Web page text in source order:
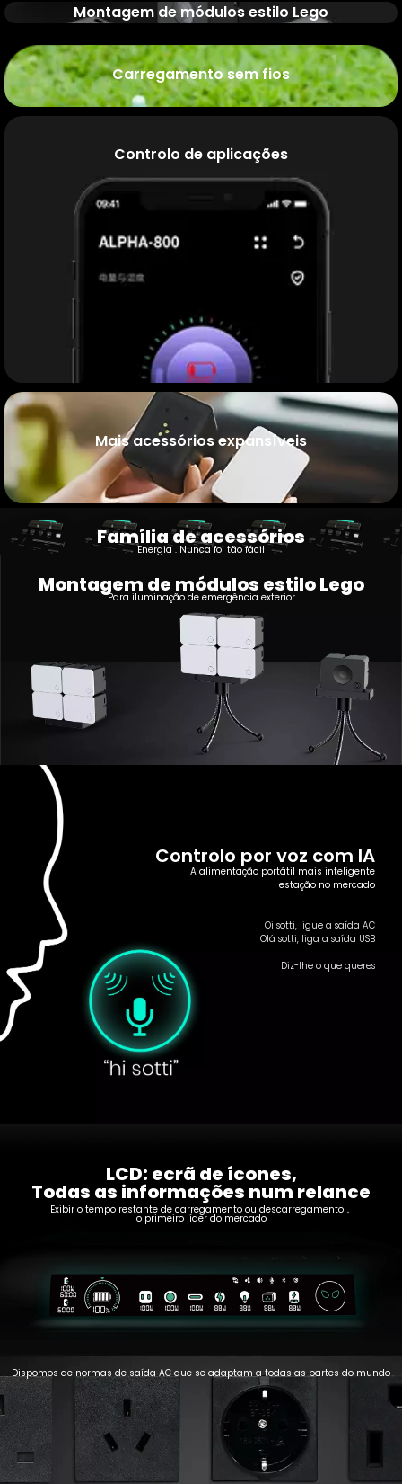
Montagem de módulos estilo Lego
Carregamento sem fios
Controlo de aplicações
Mais acessórios expansíveis
Família de acessórios
Energia . Nunca foi tão fácil
Montagem de módulos estilo Lego
Para iluminação de emergência exterior
Controlo por voz com IA
A alimentação portátil mais inteligente
estação no mercado
Oi sotti, ligue a saída AC
Olá sotti, liga a saída USB
......
Diz-lhe o que queres
LCD: ecrã de ícones,
Todas as informações num relance
Exibir o tempo restante de carregamento ou descarregamento，
o primeiro líder do mercado
Dispomos de normas de saída AC que se adaptam a todas as partes do mundo